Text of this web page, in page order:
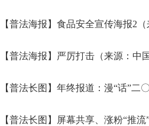
【普法海报】食品安全宣传海报2（
【普法海报】严厉打击（来源：中
【普法长图】年终报道：漫“话”
【普法长图】屏幕共享、涨粉“推